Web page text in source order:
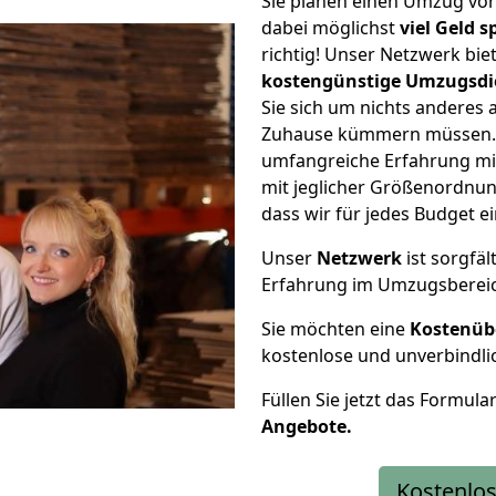
dabei möglichstviel Geld
richtig! Unser Netzwerk
kostengünstige
Sie sich um nichts anderes
Zuhause kümmern
umfangreiche Erfahrung
mit jeglicher
dass wir für jedes Budget
Unser Netzwerk ist
Erfahrung im
Sie möchten eine
kostenlose und
Füllen Sie jetzt das
Angebote.